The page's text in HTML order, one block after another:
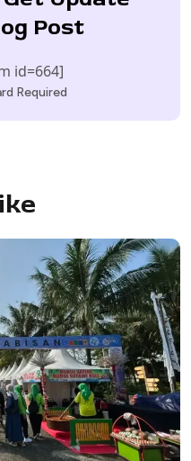
Post
id=664]
Required